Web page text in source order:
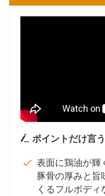
ポイントだけ言
表面に鶏油が輝
豚骨の厚みと旨
くるフルボディ